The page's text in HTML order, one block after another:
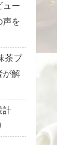
ュー
声を
茶ブ
が解
計